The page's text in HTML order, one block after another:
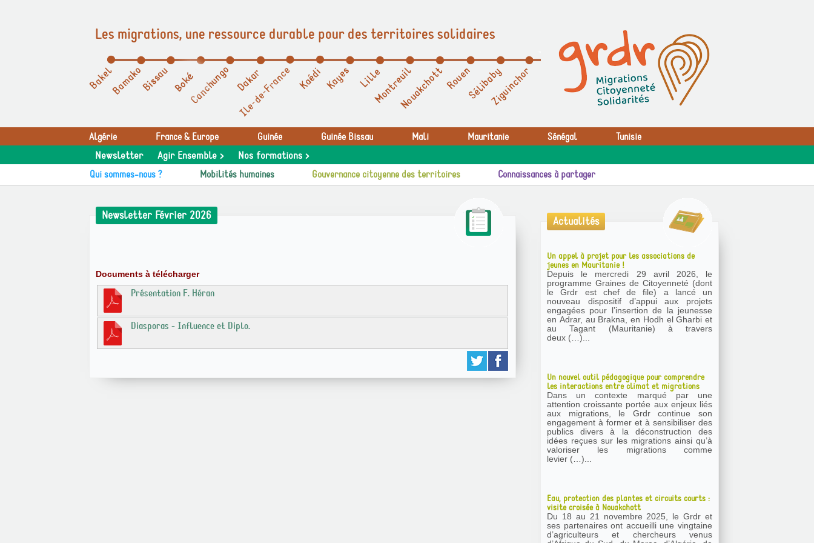
Les migrations, une ressource durable pour des territoires solidaires
Algérie France & Europe Guinée Guinée Bissau Mali Mauritanie Sénégal Tunisie
Newsletter Agir Ensemble > Nos formations >
Qui sommes-nous ? Mobilités humaines Gouvernance citoyenne des territoires Connaissances à partager
Newsletter Février 2026
Documents à télécharger
Présentation F. Héran
Diasporas - Influence et Diplo.
Actualités
Un appel à projet pour les associations de
jeunes en Mauritanie !
Depuis le mercredi 29 avril 2026, le
programme Graines de Citoyenneté (dont
le Grdr est chef de file) a lancé un
nouveau dispositif d’appui aux projets
engagées pour l’insertion de la jeunesse
en Adrar, au Brakna, en Hodh el Gharbi et
au Tagant (Mauritanie) à travers
deux (…)...
Un nouvel outil pédagogique pour comprendre
les interactions entre climat et migrations
Dans un contexte marqué par une
attention croissante portée aux enjeux liés
aux migrations, le Grdr continue son
engagement à former et à sensibiliser des
publics divers à la déconstruction des
idées reçues sur les migrations ainsi qu’à
valoriser les migrations comme
levier (…)...
Eau, protection des plantes et circuits courts :
visite croisée à Nouakchott
Du 18 au 21 novembre 2025, le Grdr et
ses partenaires ont accueilli une vingtaine
d’agriculteurs et chercheurs venus